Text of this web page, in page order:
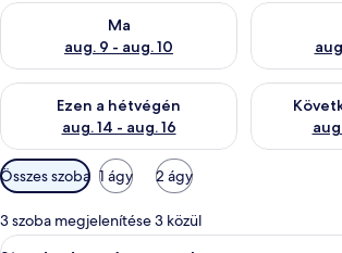
Ma
aug. 9 - aug. 10
A ma esti rendelkezésre állás ellenőrzése:
A holnapi
Ezen a hétvégén
aug. 14 - aug. 16
A mostani hétvégi rendelkezésre állás
A
Szobákhoz
rendelkezésre
álló
szűrők
Összes szoba 1 ágy 2 ágy
3 szoba megjelenítése 3 közül
A
Egy szállodai